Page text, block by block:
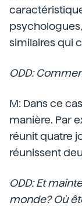
similaires qui
ODD:
M: Dans ce
manière. Par
réunit quatre
réunissent
ODD: Et
monde? Où